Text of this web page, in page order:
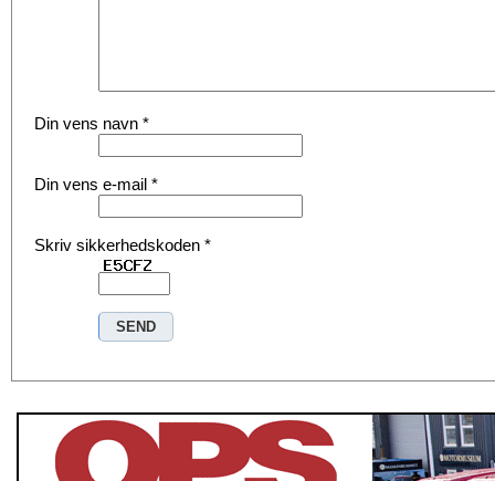
Din vens navn *
Din vens e-mail *
Skriv sikkerhedskoden *